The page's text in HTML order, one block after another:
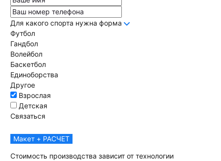
Для какого спорта нужна форма
Футбол
Гандбол
Волейбол
Баскетбол
Единоборства
Другое
Взрослая
Детская
Связаться
Макет + РАСЧЕТ
Стоимость производства зависит от технологии